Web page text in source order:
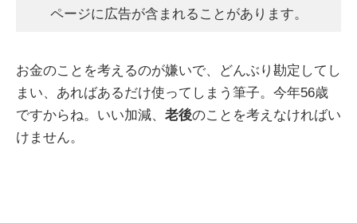
ページに広告が含まれることがあります。
お金のことを考えるのが嫌いで、どんぶり勘定してし
まい、あればあるだけ使ってしまう筆子。今年56歳
ですからね。いい加減、 老後のことを考えなければい
けません。